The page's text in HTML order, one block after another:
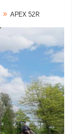
» APEX 52R